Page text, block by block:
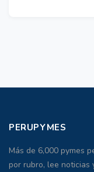
PERUPYMES
Más de 6,000 pymes
por rubro, lee noticias